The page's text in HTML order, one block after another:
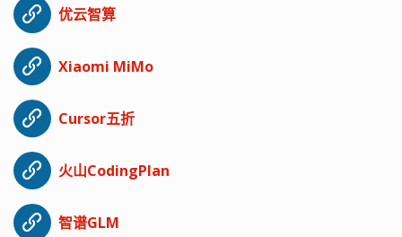
优云智算
Xiaomi MiMo
Cursor五折
火山CodingPlan
智谱GLM